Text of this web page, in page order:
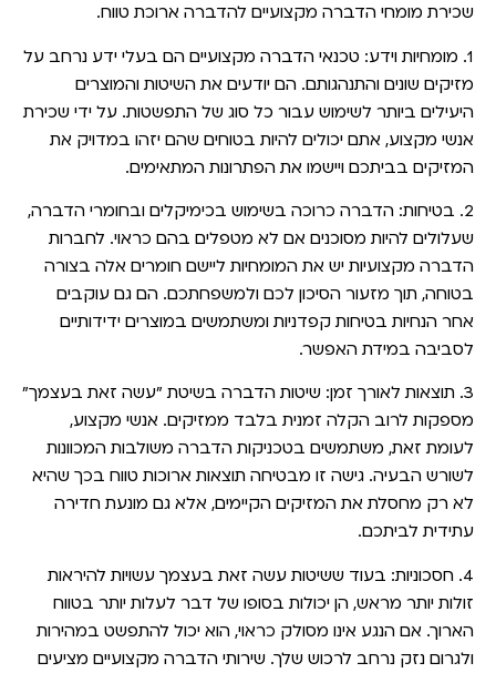
שכירת מומחי הדברה מקצועיים להדברה ארוכת טווח.
1. מומחיות וידע:
טכנאי הדברה מקצועיים הם בעלי ידע נרחב על
מזיקים שונים והתנהגותם. הם יודעים את השיטות והמוצרים
היעילים ביותר לשימוש עבור כל סוג של התפשטות. על ידי שכירת
אנשי מקצוע, אתם יכולים להיות בטוחים שהם יזהו במדויק את
המזיקים בביתכם ויישמו את הפתרונות המתאימים.
2. בטיחות:
הדברה כרוכה בשימוש בכימיקלים ובחומרי הדברה,
שעלולים להיות מסוכנים אם לא מטפלים בהם כראוי. לחברות
הדברה מקצועיות יש את המומחיות ליישם חומרים אלה בצורה
בטוחה, תוך מזעור הסיכון לכם ולמשפחתכם. הם גם עוקבים
אחר הנחיות בטיחות קפדניות ומשתמשים במוצרים ידידותיים
לסביבה במידת האפשר.
3. תוצאות לאורך זמן:
שיטות הדברה בשיטת "עשה זאת בעצמך"
מספקות לרוב הקלה זמנית בלבד ממזיקים. אנשי מקצוע,
לעומת זאת, משתמשים בטכניקות הדברה משולבות המכוונות
לשורש הבעיה. גישה זו מבטיחה תוצאות ארוכות טווח בכך שהיא
לא רק מחסלת את המזיקים הקיימים, אלא גם מונעת חדירה
עתידית לביתכם.
4. חסכוניות:
בעוד ששיטות עשה זאת בעצמך עשויות להיראות
זולות יותר מראש, הן יכולות בסופו של דבר לעלות יותר בטווח
הארוך. אם הנגע אינו מסולק כראוי, הוא יכול להתפשט במהירות
ולגרום נזק נרחב לרכוש שלך. שירותי הדברה מקצועיים מציעים